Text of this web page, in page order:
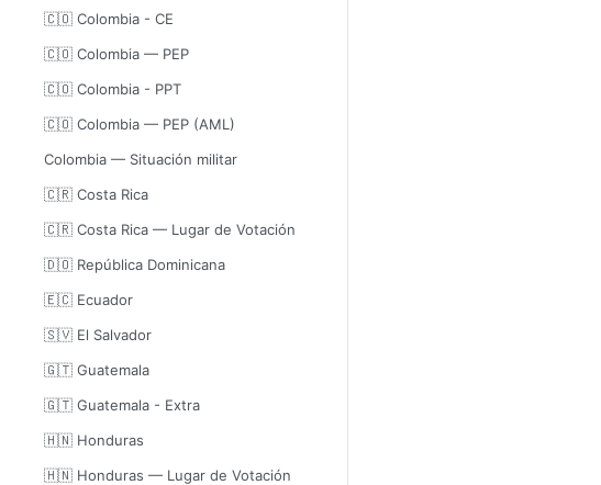
🇨🇴 Colombia - CE
🇨🇴 Colombia — PEP
🇨🇴 Colombia - PPT
🇨🇴 Colombia — PEP (AML)
Colombia — Situación militar
🇨🇷 Costa Rica
🇨🇷 Costa Rica — Lugar de Votación
🇩🇴 República Dominicana
🇪🇨 Ecuador
🇸🇻 El Salvador
🇬🇹 Guatemala
🇬🇹 Guatemala - Extra
🇭🇳 Honduras
🇭🇳 Honduras — Lugar de Votación